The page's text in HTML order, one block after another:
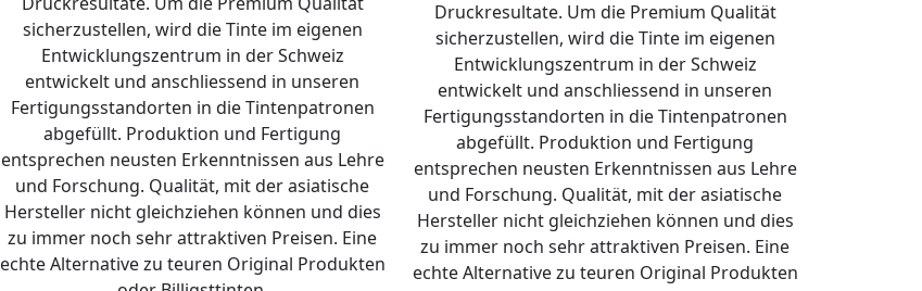
sicherzustellen, wird die Tinte im eigenen
Entwicklungszentrum in der Schweiz
entwickelt und anschliessend in unseren
Fertigungsstandorten in die Tintenpatronen
abgefüllt. Produktion und Fertigung
entsprechen neusten Erkenntnissen aus Lehre
und Forschung. Qualität, mit der asiatische
Hersteller nicht gleichziehen können und dies
zu immer noch sehr attraktiven Preisen. Eine
echte Alternative zu teuren Original Produkten
Druckresultate. Um die Premium Qualität
sicherzustellen, wird die Tinte im eigenen
Entwicklungszentrum in der Schweiz
entwickelt und anschliessend in unseren
Fertigungsstandorten in die Tintenpatronen
abgefüllt. Produktion und Fertigung
entsprechen neusten Erkenntnissen aus Lehre
und Forschung. Qualität, mit der asiatische
Hersteller nicht gleichziehen können und dies
zu immer noch sehr attraktiven Preisen. Eine
echte Alternative zu teuren Original Produkten